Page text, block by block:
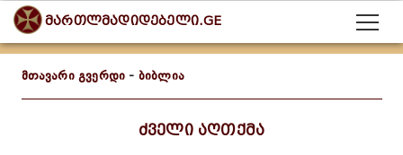
მართლმადიდებელი.GE
მთავარი გვერდი - ბიბლია
ძველი აღთქმა